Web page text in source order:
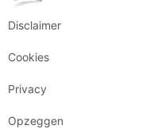
Disclaimer
Cookies
Privacy
Opzeggen